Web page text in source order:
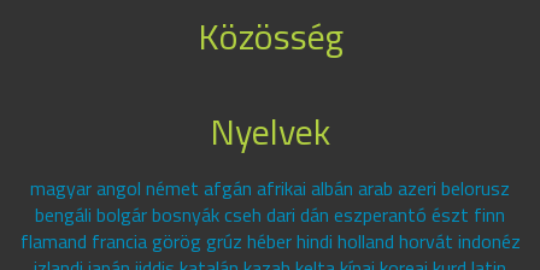
Közösség
Nyelvek
magyar angol német afgán afrikai albán arab azeri belorusz
bengáli bolgár bosnyák cseh dari dán eszperantó észt finn
flamand francia görög grúz héber hindi holland horvát indonéz